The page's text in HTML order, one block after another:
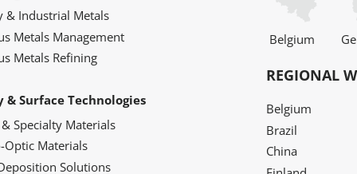
& Industrial Metals
Metals Management
Metals Refining
& Surface Technologies
Specialty Materials
Optic Materials
Solutions
Belgium
REGIONAL
Belgium
Brazil
China